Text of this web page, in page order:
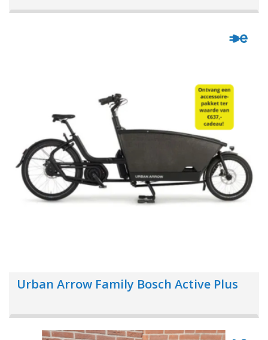
Urban Arrow Family Bosch Active Plus